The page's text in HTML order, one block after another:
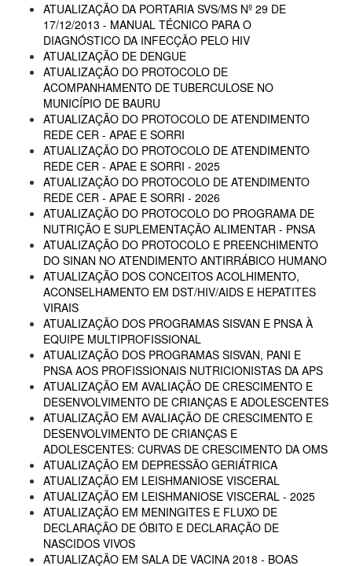
ATUALIZAÇÃO DA PORTARIA SVS/MS Nº 29 DE
17/12/2013 - MANUAL TÉCNICO PARA O
DIAGNÓSTICO DA INFECÇÃO PELO HIV
ATUALIZAÇÃO DE DENGUE
ATUALIZAÇÃO DO PROTOCOLO DE
ACOMPANHAMENTO DE TUBERCULOSE NO
MUNICÍPIO DE BAURU
ATUALIZAÇÃO DO PROTOCOLO DE ATENDIMENTO
REDE CER - APAE E SORRI
ATUALIZAÇÃO DO PROTOCOLO DE ATENDIMENTO
REDE CER - APAE E SORRI - 2025
ATUALIZAÇÃO DO PROTOCOLO DE ATENDIMENTO
REDE CER - APAE E SORRI - 2026
ATUALIZAÇÃO DO PROTOCOLO DO PROGRAMA DE
NUTRIÇÃO E SUPLEMENTAÇÃO ALIMENTAR - PNSA
ATUALIZAÇÃO DO PROTOCOLO E PREENCHIMENTO
DO SINAN NO ATENDIMENTO ANTIRRÁBICO HUMANO
ATUALIZAÇÃO DOS CONCEITOS ACOLHIMENTO,
ACONSELHAMENTO EM DST/HIV/AIDS E HEPATITES
VIRAIS
ATUALIZAÇÃO DOS PROGRAMAS SISVAN E PNSA À
EQUIPE MULTIPROFISSIONAL
ATUALIZAÇÃO DOS PROGRAMAS SISVAN, PANI E
PNSA AOS PROFISSIONAIS NUTRICIONISTAS DA APS
ATUALIZAÇÃO EM AVALIAÇÃO DE CRESCIMENTO E
DESENVOLVIMENTO DE CRIANÇAS E ADOLESCENTES
ATUALIZAÇÃO EM AVALIAÇÃO DE CRESCIMENTO E
DESENVOLVIMENTO DE CRIANÇAS E
ADOLESCENTES: CURVAS DE CRESCIMENTO DA OMS
ATUALIZAÇÃO EM DEPRESSÃO GERIÁTRICA
ATUALIZAÇÃO EM LEISHMANIOSE VISCERAL
ATUALIZAÇÃO EM LEISHMANIOSE VISCERAL - 2025
ATUALIZAÇÃO EM MENINGITES E FLUXO DE
DECLARAÇÃO DE ÓBITO E DECLARAÇÃO DE
NASCIDOS VIVOS
ATUALIZAÇÃO EM SALA DE VACINA 2018 - BOAS